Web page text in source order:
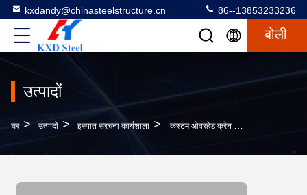
kxdandy@chinasteelstructure.cn 86--13853233236
बोली
उत्पादों
घर > उत्पादों > इस्पात संरचना कार्यशाला > कस्टम ओवरहेड क्रेन 1 - 20 टन स्टील संरचना फ्रेम वेयरहाउस कार्यशाला